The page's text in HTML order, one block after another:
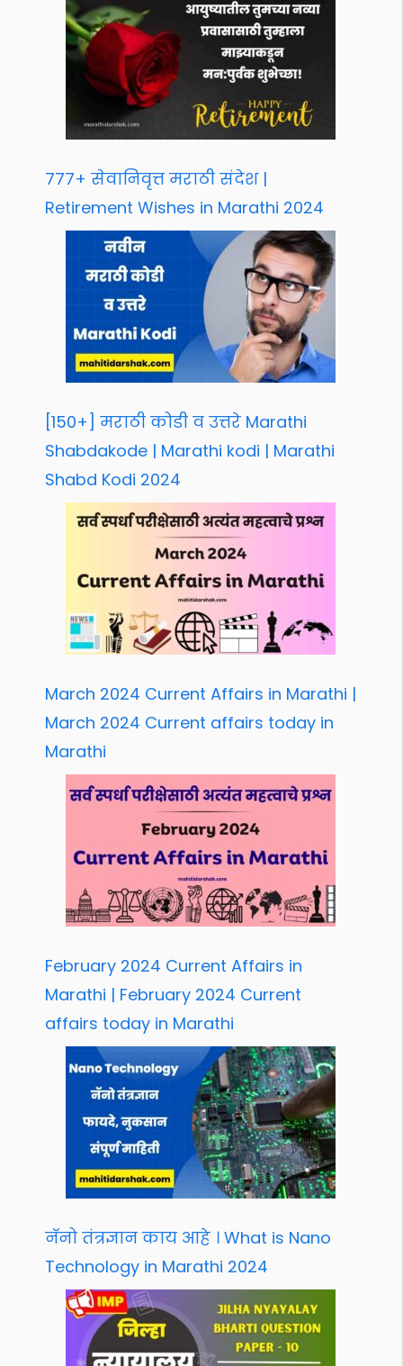
777+ सेवानिवृत्त मराठी संदेश |
Retirement Wishes in Marathi 2024
[150+] मराठी कोडी व उत्तरे Marathi
Shabdakode | Marathi kodi | Marathi
Shabd Kodi 2024
March 2024 Current Affairs in Marathi |
March 2024 Current affairs today in
Marathi
February 2024 Current Affairs in
Marathi | February 2024 Current
affairs today in Marathi
नॅनो तंत्रज्ञान काय आहे । What is Nano
Technology in Marathi 2024